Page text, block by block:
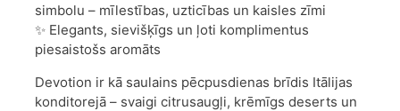
simbolu – mīlestības, uzticības un kaisles zīmi
✨ Elegants, sievišķīgs un ļoti komplimentus
piesaistošs aromāts
Devotion ir kā saulains pēcpusdienas brīdis Itālijas
konditorejā – svaigi citrusaugļi, krēmīgs deserts un